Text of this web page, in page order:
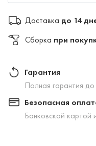
Доставка до 14
Сборка при
Гарантия
Полная гарантия
Безопасная
Банковской картой